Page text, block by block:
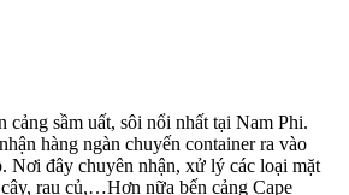
sầm uất, sôi nổi nhất tại Nam Phi.
hàng ngàn chuyến container ra vào
Nơi đây chuyên nhận, xử lý các loại mặt
rau củ,…Hơn nữa bến cảng Cape